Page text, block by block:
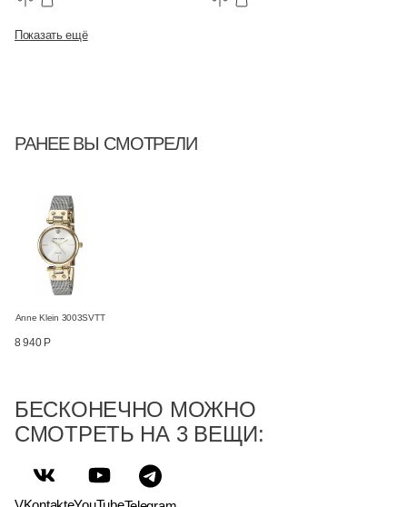
Показать ещё
РАНЕЕ ВЫ СМОТРЕЛИ
Anne Klein 3003SVTT
8 940 Р
БЕСКОНЕЧНО МОЖНО
СМОТРЕТЬ НА 3 ВЕЩИ: